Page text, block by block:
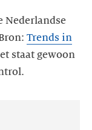
Nederlandse
Trends in
staat gewoon